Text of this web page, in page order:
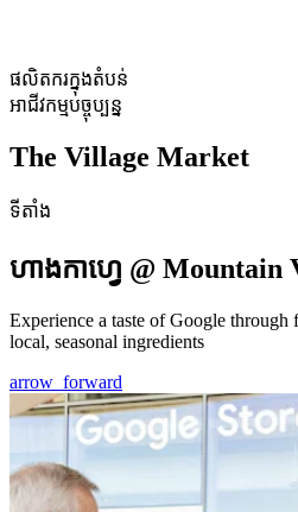
ផលិតករក្នុងតំបន់
អាជីវកម្មបច្ចុប្បន្ន
The Village Market
ទីតាំង
ហាងកាហ្វេ @ Mountain
Experience a taste of Google through
local, seasonal ingredients
arrow_forward